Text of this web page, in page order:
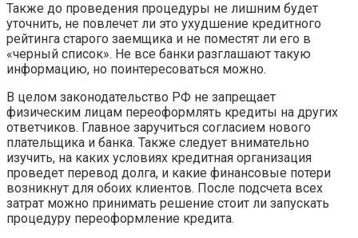
Также до проведения процедуры не лишним будет
уточнить, не повлечет ли это ухудшение кредитного
рейтинга старого заемщика и не поместят ли его в
«черный список». Не все банки разглашают такую
информацию, но поинтересоваться можно.
В целом законодательство РФ не запрещает
физическим лицам переоформлять кредиты на других
ответчиков. Главное заручиться согласием нового
плательщика и банка. Также следует внимательно
изучить, на каких условиях кредитная организация
проведет перевод долга, и какие финансовые потери
возникнут для обоих клиентов. После подсчета всех
затрат можно принимать решение стоит ли запускать
процедуру переоформление кредита.